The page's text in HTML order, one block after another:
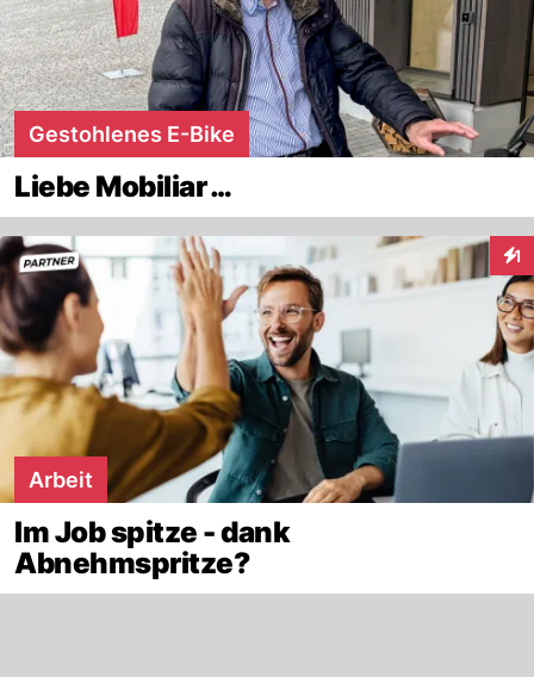
Gestohlenes E-Bike
Liebe Mobiliar …
1
Arbeit
Im Job spitze - dank
Abnehmspritze?